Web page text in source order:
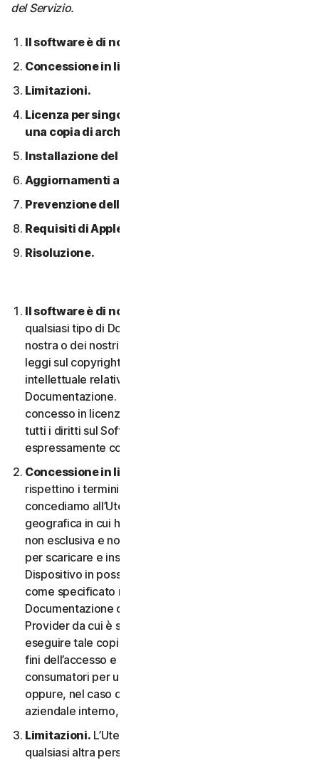
del Servizio.
Il software è di nostra proprietà.
Concessione in licenza.
Limitazioni.
Licenza per singolo dispositivo; consentita solo
una copia di archivio o di backup.
Installazione del software.
Aggiornamenti automatici dei contenuti.
Prevenzione della pirateria software.
Requisiti di Apple.
Risoluzione.
Il software è di nostra proprietà.
qualsiasi tipo di Documentazione sono di proprietà
nostra o dei nostri licenziatari e sono protetti dalle
leggi sul copyright. Ciò include tutti i Diritti di proprietà
intellettuale relativi al Software e alla
Documentazione. Qualsiasi Software fornito da noi è
concesso in licenza e non venduto, e ci riserviamo
tutti i diritti sul Software e la Documentazione non
espressamente concessi nel CLS.
Concessione in licenza.
rispettino i termini e le condizioni del CLS,
concediamo all’Utente, nel territorio o nell’area
geografica in cui ha acquisito il Software, una licenza
non esclusiva e non trasferibile a tempo indeterminato
per scaricare e installare una copia del Software sul
Dispositivo in possesso o controllato dall'Utente,
come specificato nel Diritto al Servizio o nella
Documentazione della transazione applicabile dal
Provider da cui è stato ottenuto il Servizio, e per
eseguire tale copia del Software esclusivamente ai
fini dell’accesso e dell’utilizzo dei Servizi per i
consumatori per uso personale non commerciale,
oppure, nel caso dei Servizi aziendali, per uso
aziendale interno, durante il Periodo del Servizio.
Limitazioni. L’Utente non può, né può permettere a
qualsiasi altra persona, quanto segue: